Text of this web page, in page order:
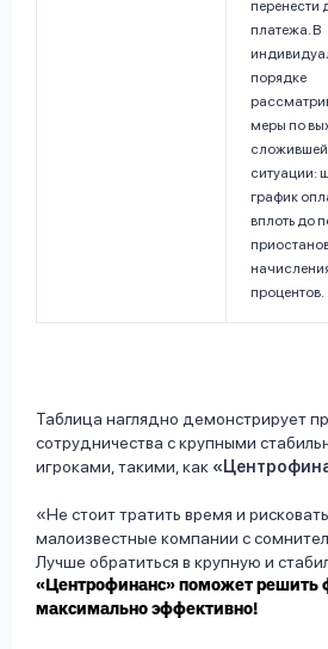
перенести
платежа. В
порядке
меры по
ситуации:
график
вплоть до
процентов.
Таблица наглядно демонстрирует
сотрудничества с крупными
игроками, такими, как
Не стоит тратить время и
малоизвестные компании с
Лучше обратиться в крупную и
«Центрофинанс» поможет решить
максимально эффективно!